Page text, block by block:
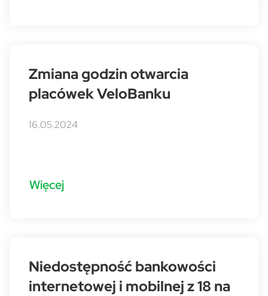
Zmiana godzin otwarcia
placówek VeloBanku
16.05.2024
Więcej
Niedostępność bankowości
internetowej i mobilnej z 18 na